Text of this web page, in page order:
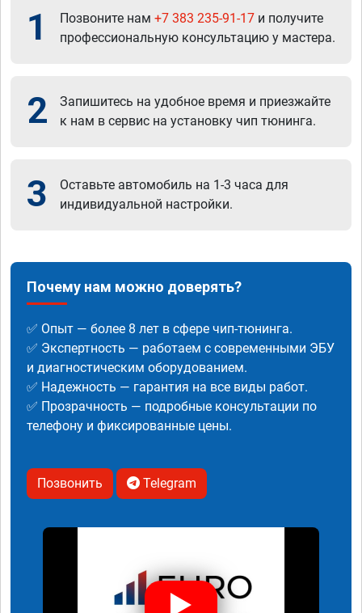
1 Позвоните нам +7 383 235-91-17 и получите
профессиональную консультацию у мастера.
2
Запишитесь на удобное время и приезжайте
к нам в сервис на установку чип тюнинга.
3
Оставьте автомобиль на 1-3 часа для
индивидуальной настройки.
Почему нам можно доверять?
✅ Опыт — более 8 лет в сфере чип-тюнинга.
✅ Экспертность — работаем с современными ЭБУ
и диагностическим оборудованием.
✅ Надежность — гарантия на все виды работ.
✅ Прозрачность — подробные консультации по
телефону и фиксированные цены.
Позвонить Telegram